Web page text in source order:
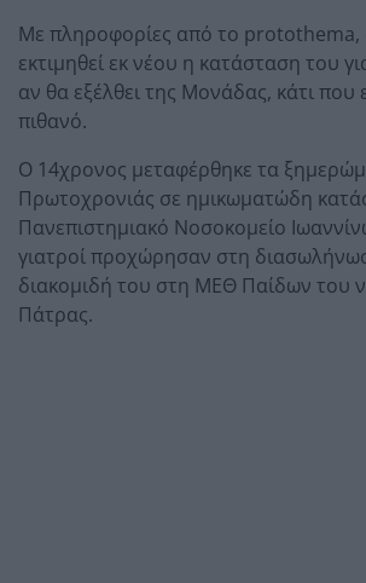
Με πληροφορίες από το protothema,
εκτιμηθεί εκ νέου η κατάσταση του
αν θα εξέλθει της Μονάδας, κάτι που
πιθανό.
Ο 14χρονος μεταφέρθηκε τα
Πρωτοχρονιάς σε ημικωματώδη
Πανεπιστημιακό Νοσοκομείο
γιατροί προχώρησαν στη
διακομιδή του στη ΜΕΘ Παίδων του
Πάτρας.